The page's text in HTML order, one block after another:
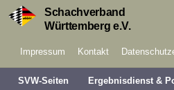
Schachverband
Württemberg e.V.
Impressum Kontakt
SVW-Seiten Ergebnisdienst &